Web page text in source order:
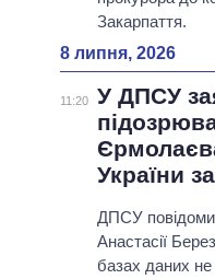
Закарпаття.
8 липня, 2026
11:20
У ДПСУ
України
ДПСУ
Анастасії
базах даних не